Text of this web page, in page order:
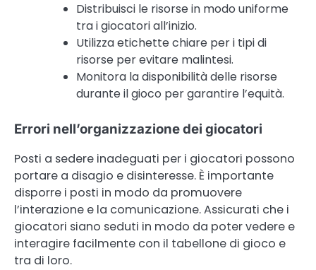
Distribuisci le risorse in modo uniforme
tra i giocatori all’inizio.
Utilizza etichette chiare per i tipi di
risorse per evitare malintesi.
Monitora la disponibilità delle risorse
durante il gioco per garantire l’equità.
Errori nell’organizzazione dei giocatori
Posti a sedere inadeguati per i giocatori possono
portare a disagio e disinteresse. È importante
disporre i posti in modo da promuovere
l’interazione e la comunicazione. Assicurati che i
giocatori siano seduti in modo da poter vedere e
interagire facilmente con il tabellone di gioco e
tra di loro.